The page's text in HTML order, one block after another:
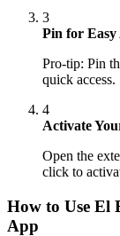
3
Pin for Easy
Pro-tip: Pin
quick access.
4
Activate
Open the
click to
How to Use El
App